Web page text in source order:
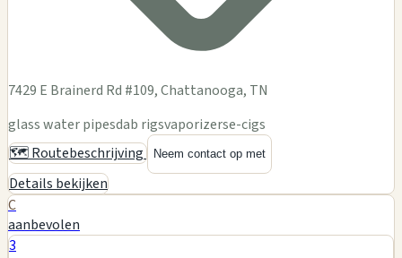
7429 E Brainerd Rd #109, Chattanooga, TN
glass water pipesdab rigsvaporizerse-cigs
🗺️ Routebeschrijving
Neem contact op met
Details bekijken
C
aanbevolen
3